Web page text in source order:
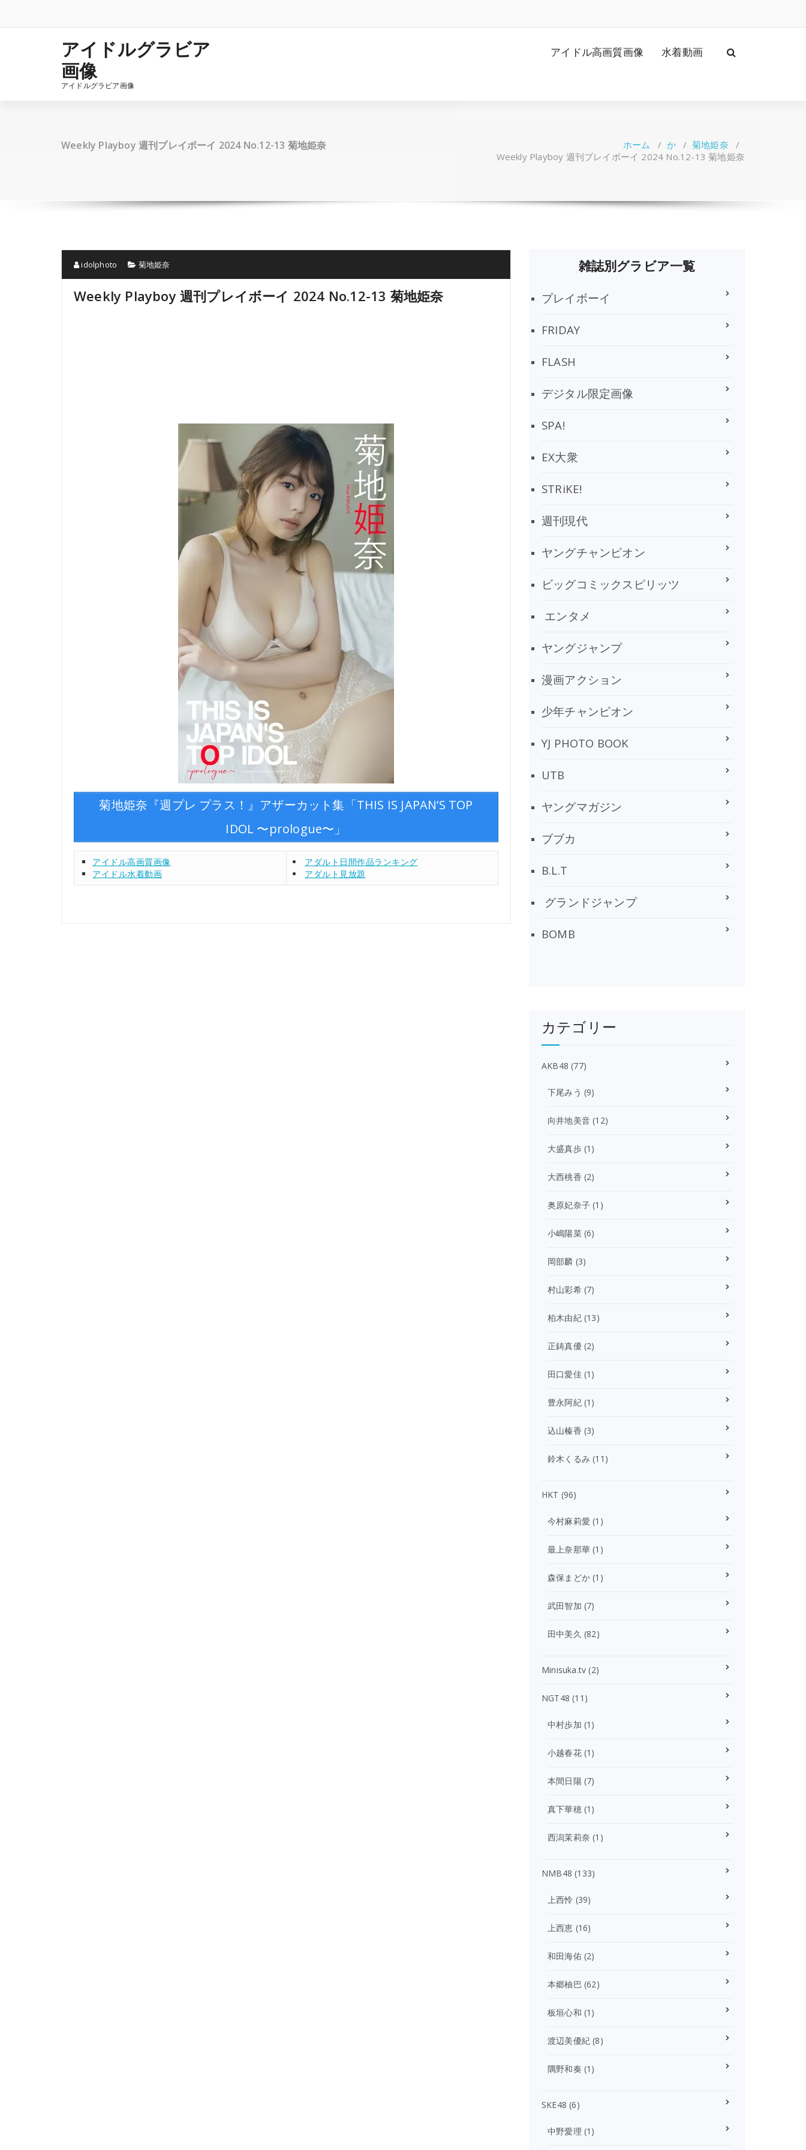
テ
アイドルグラビア
画像
アイドルグラビア画像
アイドル高画質画像 水着動画
Weekly Playboy 週刊プレイボーイ 2024 No.12-13 菊地姫奈 ホーム / か/ 菊地姫奈 /
Weekly Playboy 週刊プレイボーイ 2024 No.12-13 菊地姫奈
idolphoto 菊地姫奈
Weekly Playboy 週刊プレイボーイ 2024 No.12-13 菊地姫奈
菊地姫奈『週プレ プラス！』アザーカット集「THIS IS JAPAN’S TOP
IDOL 〜prologue〜」
アイドル高画質画像
アイドル水着動画
アダルト日間作品ランキング
アダルト見放題
雑誌別グラビア一覧
プレイボーイ
FRIDAY
FLASH
デジタル限定画像
SPA!
EX大衆
STRiKE!
週刊現代
ヤングチャンピオン
ビッグコミックスピリッツ
エンタメ
ヤングジャンプ
漫画アクション
少年チャンピオン
YJ PHOTO BOOK
UTB
ヤングマガジン
ブブカ
B.L.T
グランドジャンプ
BOMB
カテゴリー
AKB48 (77)
下尾みう (9)
向井地美音 (12)
大盛真歩(1)
大西桃香 (2)
奥原妃奈子 (1)
小嶋陽菜(6)
岡部麟 (3)
村山彩希(7)
柏木由紀(13)
正鋳真優(2)
田口愛佳(1)
豊永阿紀(1)
込山榛香 (3)
鈴木くるみ (11)
HKT (96)
今村麻莉愛 (1)
最上奈那華 (1)
森保まどか (1)
武田智加 (7)
田中美久 (82)
Minisuka.tv (2)
NGT48 (11)
中村歩加 (1)
小越春花(1)
本間日陽(7)
真下華穂(1)
西潟茉莉奈 (1)
NMB48 (133)
上西怜 (39)
上西恵 (16)
和田海佑(2)
本郷柚巴 (62)
板垣心和 (1)
渡辺美優紀 (8)
隅野和奏 (1)
SKE48 (6)
中野愛理 (1)